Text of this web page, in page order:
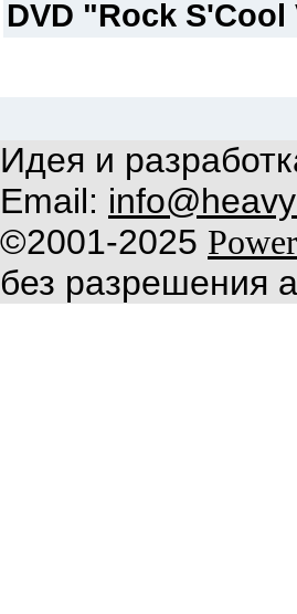
DVD "Rock S'Cool
Идея и
Email:
©2001-2025
без разрешения